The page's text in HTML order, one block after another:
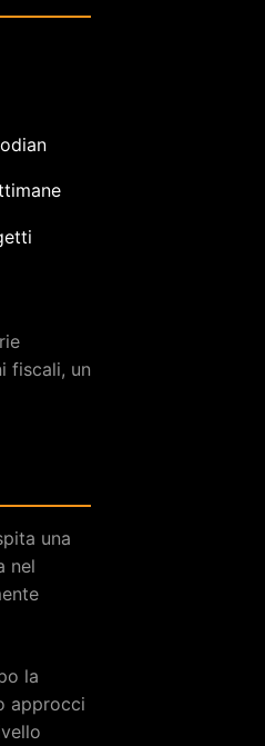
fiscali, un
una
nel
la
approcci